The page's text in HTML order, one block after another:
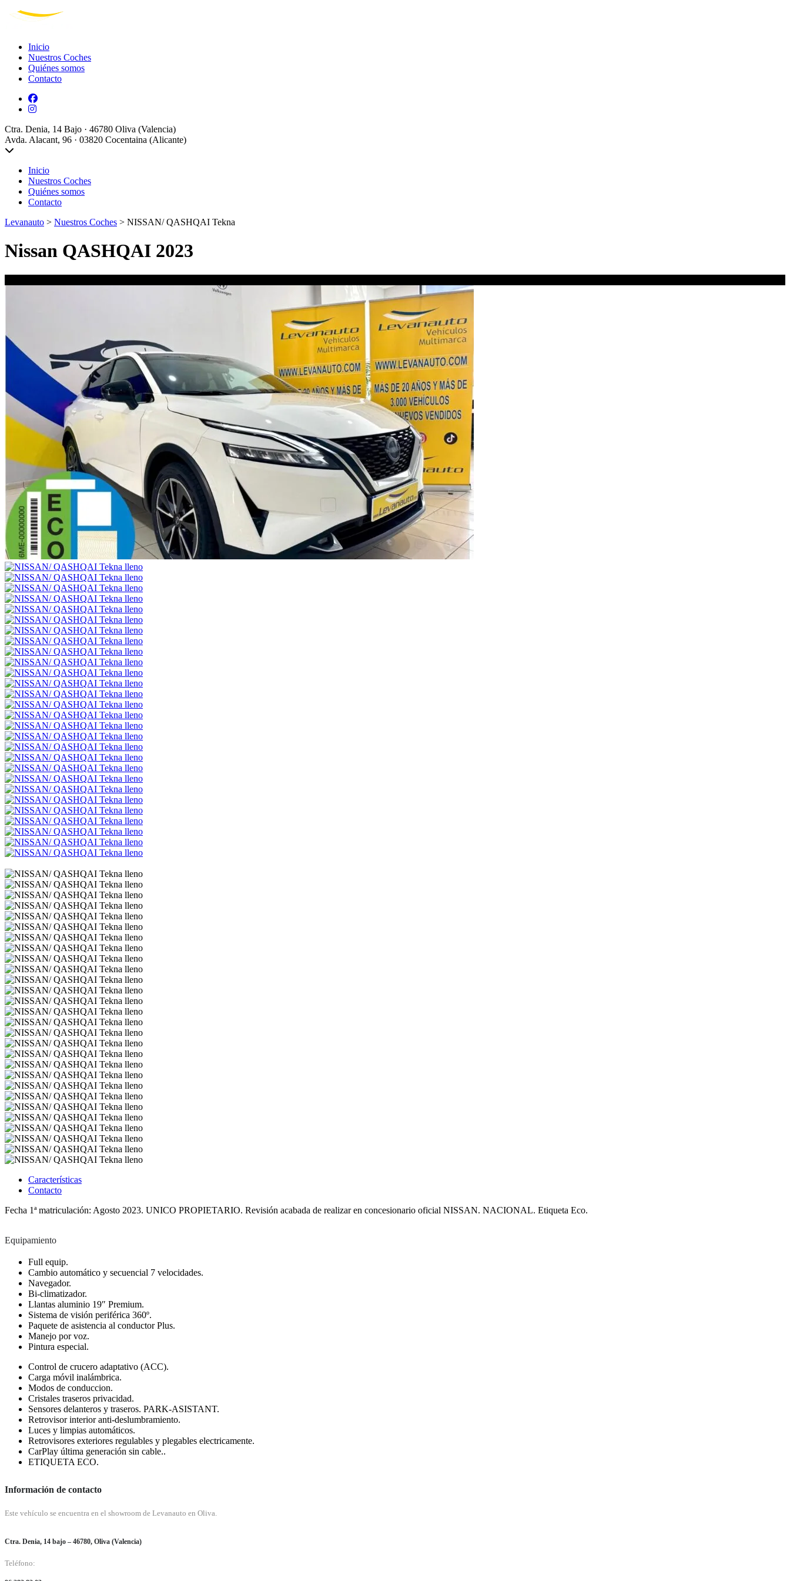
Inicio
Nuestros Coches
Quiénes somos
Contacto
Ctra. Denia, 14 Bajo · 46780 Oliva (Valencia)
Avda. Alacant, 96 · 03820 Cocentaina (Alicante)
Inicio
Nuestros Coches
Quiénes somos
Contacto
Levanauto > Nuestros Coches > NISSAN/ QASHQAI Tekna
Nissan QASHQAI 2023
Características
Contacto
Fecha 1ª matriculación: Agosto 2023. UNICO PROPIETARIO. Revisión acabada de realizar en concesionario oficial NISSAN. NACIONAL. Etiqueta Eco.
Equipamiento
Full equip.
Cambio automático y secuencial 7 velocidades.
Navegador.
Bi-climatizador.
Llantas aluminio 19″ Premium.
Sistema de visión periférica 360º.
Paquete de asistencia al conductor Plus.
Manejo por voz.
Pintura especial.
Control de crucero adaptativo (ACC).
Carga móvil inalámbrica.
Modos de conduccion.
Cristales traseros privacidad.
Sensores delanteros y traseros. PARK-ASISTANT.
Retrovisor interior anti-deslumbramiento.
Luces y limpias automáticos.
Retrovisores exteriores regulables y plegables electricamente.
CarPlay última generación sin cable..
ETIQUETA ECO.
Información de contacto
Este vehículo se encuentra en el showroom de Levanauto en Oliva.
Ctra. Denia, 14 bajo – 46780, Oliva (Valencia)
Teléfono: